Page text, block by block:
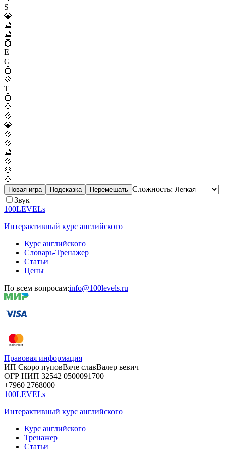
S
💎
🔮
🔮
💍
E
G
💍
💠
T
💍
💎
💠
💎
💠
💠
🔮
💠
💎
💎
Новая игра Подсказка Перемешать Сложность:
Звук
100LEVELs
Интерактивный курс английского
Курс английского
Словарь-Тренажер
Статьи
Цены
По всем вопросам:info@100levels.ru
Правовая информация
ИП Скоро пуповВяче славВалер ьевич
ОГР НИП 32542 0500091700
+7960 2768000
100LEVELs
Интерактивный курс английского
Курс английского
Тренажер
Статьи